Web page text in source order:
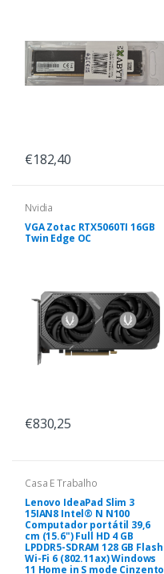
€182,40
Nvidia
VGA Zotac RTX5060TI 16GB
Twin Edge OC
€830,25
Casa E Trabalho
Lenovo IdeaPad Slim 3
15IAN8 Intel® N N100
Computador portátil 39,6
cm (15.6") Full HD 4 GB
LPDDR5-SDRAM 128 GB Flash
Wi-Fi 6 (802.11ax) Windows
11 Home in S mode Cinzento